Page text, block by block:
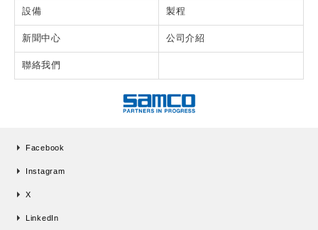
設備 製程
新聞中心 公司介紹
聯絡我們
Facebook
Instagram
X
LinkedIn